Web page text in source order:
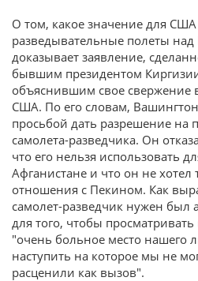
О том, какое значение для
разведывательные полеты
доказывает заявление,
бывшим президентом
объяснившим свое свержение
США. По его словам,
просьбой дать разрешение на
самолета-разведчика. Он
что его нельзя использовать
Афганистане и что он не
отношения с Пекином. Как
самолет-разведчик нужен был
для того, чтобы
"очень больное место нашего
наступить на которое мы не
расценили как вызов".